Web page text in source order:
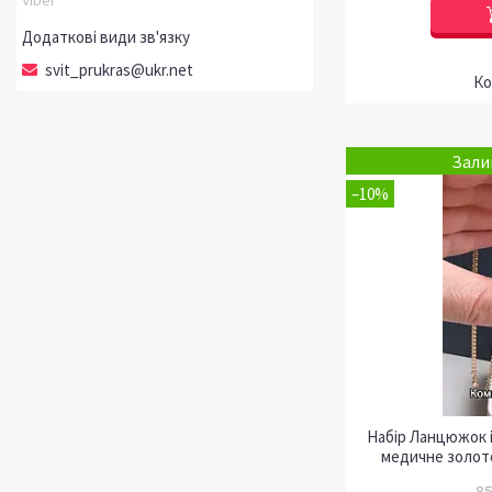
–10%
Набір Ланцюжок
медичне
svit_prukras@ukr.net